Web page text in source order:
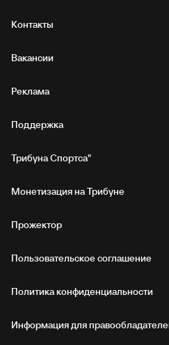
Контакты
Вакансии
Реклама
Поддержка
Трибуна Спортса"
Монетизация на Трибуне
Прожектор
Пользовательское соглашение
Политика конфиденциальности
Информация для